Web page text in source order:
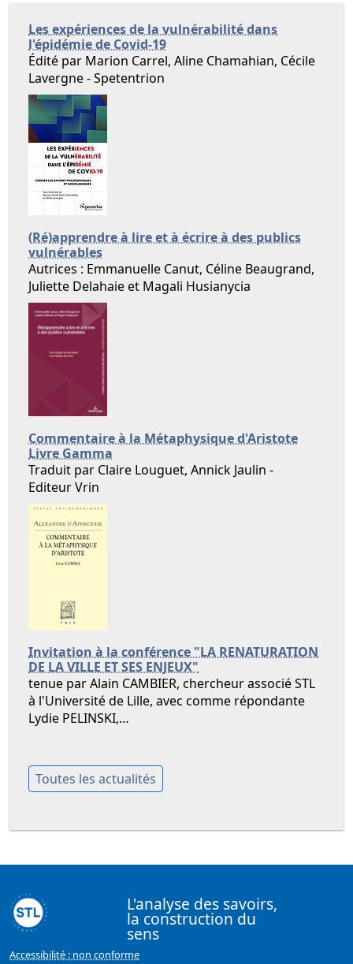
Les expériences de la vulnérabilité dans
l'épidémie de Covid-19
Édité par Marion Carrel, Aline Chamahian, Cécile
Lavergne - Spetentrion
(Ré)apprendre à lire et à écrire à des publics
vulnérables
Autrices : Emmanuelle Canut, Céline Beaugrand,
Juliette Delahaie et Magali Husianycia
Commentaire à la Métaphysique d'Aristote
Livre Gamma
Traduit par Claire Louguet, Annick Jaulin -
Editeur Vrin
Invitation à la conférence "LA RENATURATION
DE LA VILLE ET SES ENJEUX"
tenue par Alain CAMBIER, chercheur associé STL
à l'Université de Lille, avec comme répondante
Lydie PELINSKI,…
Toutes les actualités
L'analyse des savoirs,
la construction du
sens
Accessibilité : non conforme